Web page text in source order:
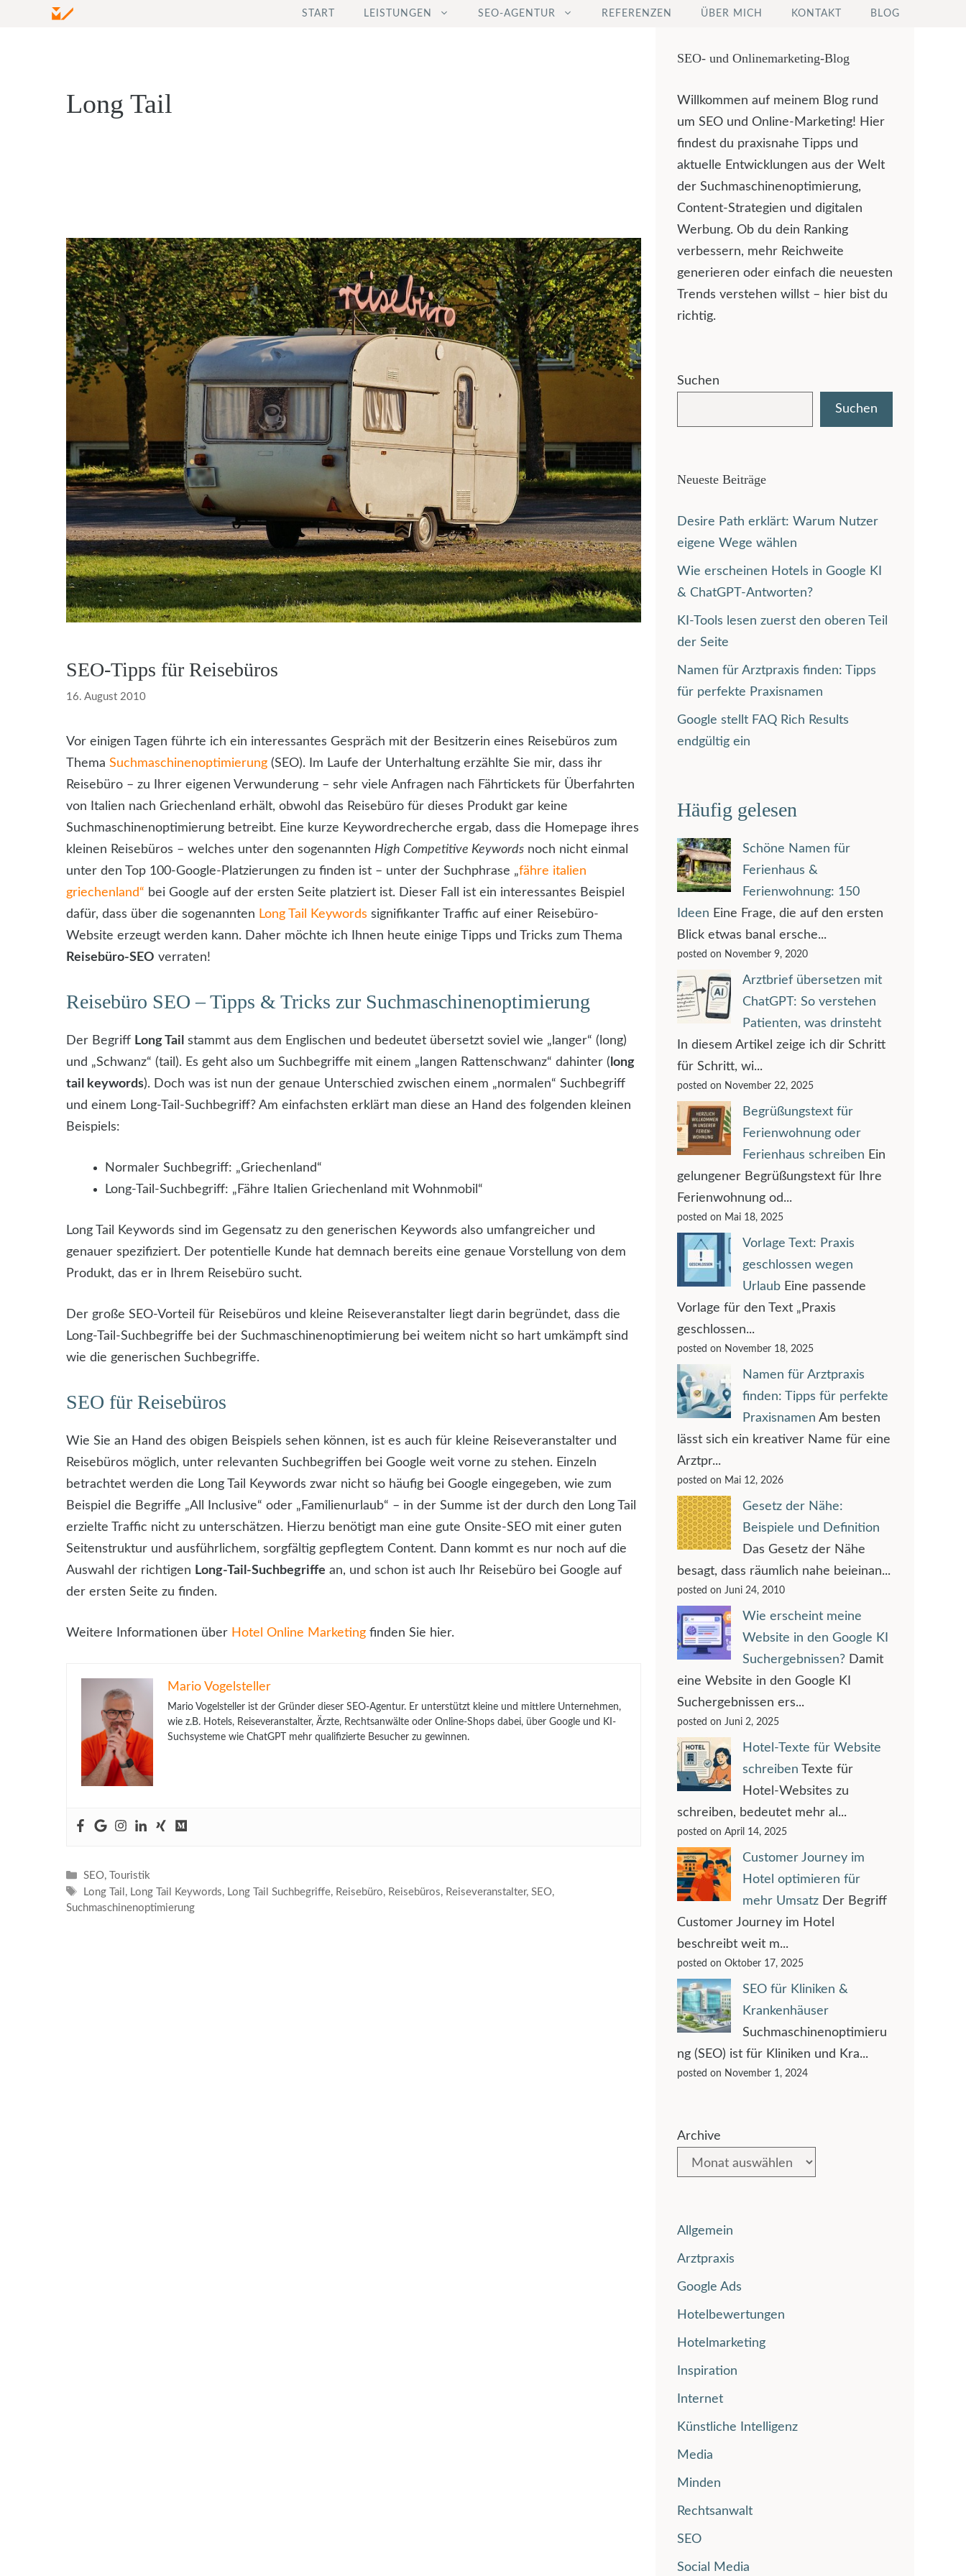
START LEISTUNGEN SEO-AGENTUR REFERENZEN ÜBER MICH KONTAKT BLOG
Long Tail
SEO-Tipps für Reisebüros
16. August 2010
Vor einigen Tagen führte ich ein interessantes Gespräch mit der Besitzerin eines Reisebüros zum
Thema Suchmaschinenoptimierung (SEO). Im Laufe der Unterhaltung erzählte Sie mir, dass ihr
Reisebüro – zu Ihrer eigenen Verwunderung – sehr viele Anfragen nach Fährtickets für Überfahrten
von Italien nach Griechenland erhält, obwohl das Reisebüro für dieses Produkt gar keine
Suchmaschinenoptimierung betreibt. Eine kurze Keywordrecherche ergab, dass die Homepage ihres
kleinen Reisebüros – welches unter den sogenannten High Competitive Keywords noch nicht einmal
unter den Top 100-Google-Platzierungen zu finden ist – unter der Suchphrase „fähre italien
griechenland“ bei Google auf der ersten Seite platziert ist. Dieser Fall ist ein interessantes Beispiel
dafür, dass über die sogenannten Long Tail Keywords signifikanter Traffic auf einer Reisebüro-
Website erzeugt werden kann. Daher möchte ich Ihnen heute einige Tipps und Tricks zum Thema
Reisebüro-SEO verraten!
Reisebüro SEO – Tipps & Tricks zur Suchmaschinenoptimierung
Der Begriff Long Tail stammt aus dem Englischen und bedeutet übersetzt soviel wie „langer“ (long)
und „Schwanz“ (tail). Es geht also um Suchbegriffe mit einem „langen Rattenschwanz“ dahinter ( long
tail keywords). Doch was ist nun der genaue Unterschied zwischen einem „normalen“ Suchbegriff
und einem Long-Tail-Suchbegriff? Am einfachsten erklärt man diese an Hand des folgenden kleinen
Beispiels:
Normaler Suchbegriff: „Griechenland“
Long-Tail-Suchbegriff: „Fähre Italien Griechenland mit Wohnmobil“
Long Tail Keywords sind im Gegensatz zu den generischen Keywords also umfangreicher und
genauer spezifiziert. Der potentielle Kunde hat demnach bereits eine genaue Vorstellung von dem
Produkt, das er in Ihrem Reisebüro sucht.
Der große SEO-Vorteil für Reisebüros und kleine Reiseveranstalter liegt darin begründet, dass die
Long-Tail-Suchbegriffe bei der Suchmaschinenoptimierung bei weitem nicht so hart umkämpft sind
wie die generischen Suchbegriffe.
SEO für Reisebüros
Wie Sie an Hand des obigen Beispiels sehen können, ist es auch für kleine Reiseveranstalter und
Reisebüros möglich, unter relevanten Suchbegriffen bei Google weit vorne zu stehen. Einzeln
betrachtet werden die Long Tail Keywords zwar nicht so häufig bei Google eingegeben, wie zum
Beispiel die Begriffe „All Inclusive“ oder „Familienurlaub“ – in der Summe ist der durch den Long Tail
erzielte Traffic nicht zu unterschätzen. Hierzu benötigt man eine gute Onsite-SEO mit einer guten
Seitenstruktur und ausführlichem, sorgfältig gepflegtem Content. Dann kommt es nur noch auf die
Auswahl der richtigen Long-Tail-Suchbegriffe an, und schon ist auch Ihr Reisebüro bei Google auf
der ersten Seite zu finden.
Weitere Informationen über Hotel Online Marketing finden Sie hier.
Mario Vogelsteller
Mario Vogelsteller ist der Gründer dieser SEO-Agentur. Er unterstützt kleine und mittlere Unternehmen,
wie z.B. Hotels, Reiseveranstalter, Ärzte, Rechtsanwälte oder Online-Shops dabei, über Google und KI-
Suchsysteme wie ChatGPT mehr qualifizierte Besucher zu gewinnen.
Kategorien
SEO,
Touristik
Schlagwörter
Long Tail , Long Tail Keywords, Long Tail Suchbegriffe, Reisebüro, Reisebüros, Reiseveranstalter,SEO,
Suchmaschinenoptimierung
SEO- und Onlinemarketing-Blog
Willkommen auf meinem Blog rund
um SEO und Online-Marketing! Hier
findest du praxisnahe Tipps und
aktuelle Entwicklungen aus der Welt
der Suchmaschinenoptimierung,
Content-Strategien und digitalen
Werbung. Ob du dein Ranking
verbessern, mehr Reichweite
generieren oder einfach die neuesten
Trends verstehen willst – hier bist du
richtig.
Suchen
Suchen
Neueste Beiträge
Desire Path erklärt: Warum Nutzer
eigene Wege wählen
Wie erscheinen Hotels in Google KI
& ChatGPT-Antworten?
KI-Tools lesen zuerst den oberen Teil
der Seite
Namen für Arztpraxis finden: Tipps
für perfekte Praxisnamen
Google stellt FAQ Rich Results
endgültig ein
Häufig gelesen
Schöne Namen für
Ferienhaus &
Ferienwohnung: 150
Ideen Eine Frage, die auf den ersten
Blick etwas banal ersche...
posted on November 9, 2020
Arztbrief übersetzen mit
ChatGPT: So verstehen
Patienten, was drinsteht
In diesem Artikel zeige ich dir Schritt
für Schritt, wi...
posted on November 22, 2025
Begrüßungstext für
Ferienwohnung oder
Ferienhaus schreiben Ein
gelungener Begrüßungstext für Ihre
Ferienwohnung od...
posted on Mai 18, 2025
Vorlage Text: Praxis
geschlossen wegen
Urlaub Eine passende
Vorlage für den Text „Praxis
geschlossen...
posted on November 18, 2025
Namen für Arztpraxis
finden: Tipps für perfekte
Praxisnamen Am besten
lässt sich ein kreativer Name für eine
Arztpr...
posted on Mai 12, 2026
Gesetz der Nähe:
Beispiele und Definition
Das Gesetz der Nähe
besagt, dass räumlich nahe beieinan...
posted on Juni 24, 2010
Wie erscheint meine
Website in den Google KI
Suchergebnissen? Damit
eine Website in den Google KI
Suchergebnissen ers...
posted on Juni 2, 2025
Hotel-Texte für Website
schreiben Texte für
Hotel-Websites zu
schreiben, bedeutet mehr al...
posted on April 14, 2025
Customer Journey im
Hotel optimieren für
mehr Umsatz Der Begriff
Customer Journey im Hotel
beschreibt weit m...
posted on Oktober 17, 2025
SEO für Kliniken &
Krankenhäuser
Suchmaschinenoptimieru
ng (SEO) ist für Kliniken und Kra...
posted on November 1, 2024
Archive
Allgemein
Arztpraxis
Google Ads
Hotelbewertungen
Hotelmarketing
Inspiration
Internet
Künstliche Intelligenz
Media
Minden
Rechtsanwalt
SEO
Social Media